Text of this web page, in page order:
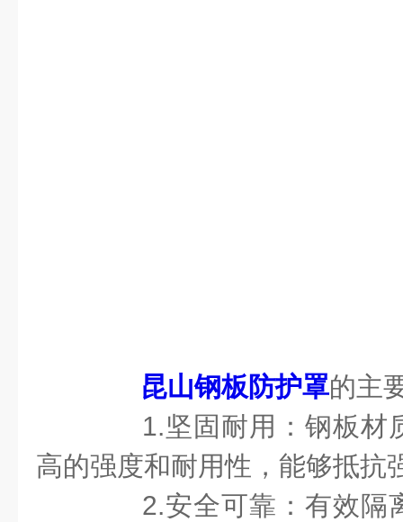
昆山钢板防护罩的主
1.坚固耐用：钢板材
高的强度和耐用性，能够抵抗
2.安全可靠：有效隔